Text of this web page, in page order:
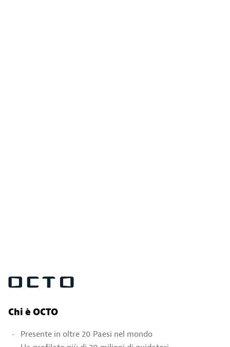
Chi è OCTO
Presente in oltre 20 Paesi nel mondo